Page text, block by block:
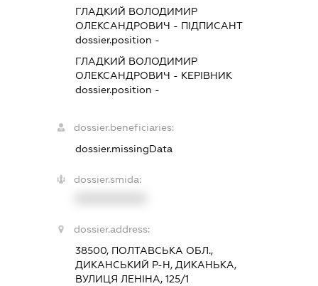
ГЛАДКИЙ ВОЛОДИМИР
ОЛЕКСАНДРОВИЧ - ПІДПИСАНТ
dossier.position -
ГЛАДКИЙ ВОЛОДИМИР
ОЛЕКСАНДРОВИЧ - КЕРІВНИК
dossier.position -
dossier.beneficiaries:
dossier.missingData
dossier.smida:
dossier.address:
38500, ПОЛТАВСЬКА ОБЛ.,
ДИКАНСЬКИЙ Р-Н, ДИКАНЬКА,
ВУЛИЦЯ ЛЕНІНА, 125/1